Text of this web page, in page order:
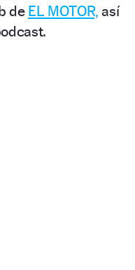
de EL MOTOR, así